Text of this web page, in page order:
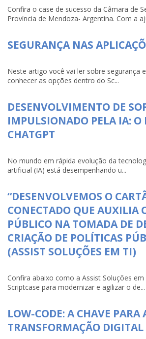
Confira o case de sucesso da Câmara de
Província de Mendoza- Argentina. Com a
SEGURANÇA NAS
Neste artigo você vai ler sobre segurança
conhecer as opções dentro do Sc...
DESENVOLVIMENTO DE
IMPULSIONADO PELA IA: O
CHATGPT
No mundo em rápida evolução da
artificial (IA) está desempenhando u...
“DESENVOLVEMOS O
CONECTADO QUE AUXILIA
PÚBLICO NA TOMADA DE
CRIAÇÃO DE POLÍTICAS
(ASSIST SOLUÇÕES EM TI)
Confira abaixo como a Assist Soluções
Scriptcase para modernizar e agilizar o de...
LOW-CODE: A CHAVE PARA
TRANSFORMAÇÃO DIGITAL